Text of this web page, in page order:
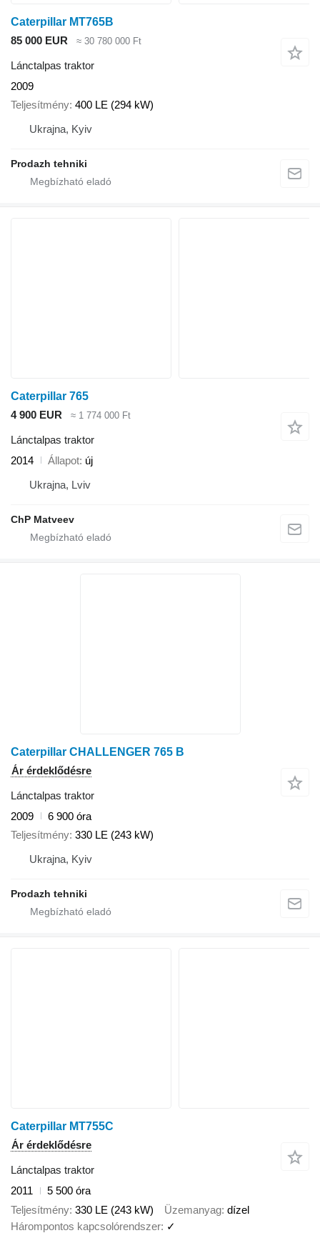
Caterpillar MT765B
85 000 EUR
≈ 30 780 000 Ft
Lánctalpas traktor
2009
Teljesítmény 400 LE (294 kW)
Ukrajna, Kyiv
Prodazh tehniki
Caterpillar 765
4 900 EUR
≈ 1 774 000 Ft
Lánctalpas traktor
2014
Állapot új
Ukrajna, Lviv
ChP Matveev
Caterpillar CHALLENGER 765 B
Ár érdeklődésre
Lánctalpas traktor
2009
6 900 óra
Teljesítmény 330 LE (243 kW)
Ukrajna, Kyiv
Prodazh tehniki
Caterpillar MT755C
Ár érdeklődésre
Lánctalpas traktor
2011
5 500 óra
Teljesítmény 330 LE (243 kW) Üzemanyag dízel
Hárompontos kapcsolórendszer ✓